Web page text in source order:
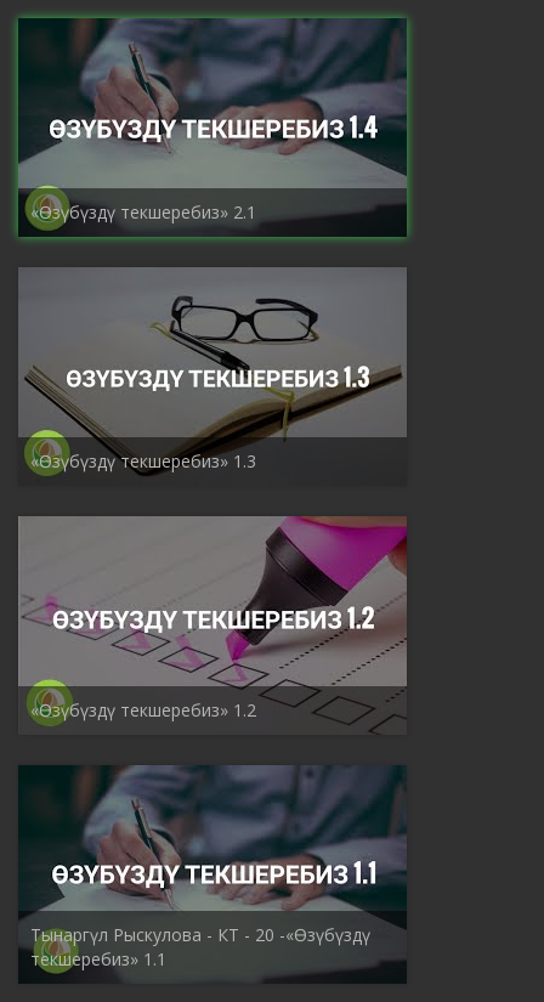
«Өзүбүздү текшеребиз» 2.1
«Өзүбүздү текшеребиз» 1.3
«Өзүбүздү текшеребиз» 1.2
Тынаргүл Рыскулова - КТ - 20 -«Өзүбүздү
текшеребиз» 1.1